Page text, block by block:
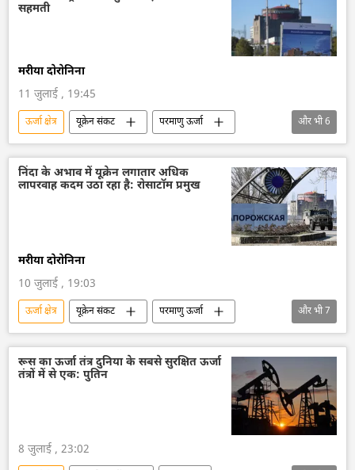
सहमती
मरीया दोरोनिना
11 जुलाई , 19:45
ऊर्जा क्षेत्र यूक्रेन संकट
परमाणु ऊर्जा
राष्ट्रीय सुरक्षा
विशेष सैन्य अभियान
यूक्रेन
रूस
ज़पोरोज्ये परमाणु ऊर्जा संयंत्र
ज़पोरोज्ये
और भी6
निंदा के अभाव में यूक्रेन लगातार अधिक
लापरवाह कदम उठा रहा है: रोसाटॉम प्रमुख
मरीया दोरोनिना
10 जुलाई , 19:03
ऊर्जा क्षेत्र यूक्रेन संकट
परमाणु ऊर्जा
अंतर्राष्ट्रीय परमाणु ऊर्जा अभिकरण (IAEA)
राष्ट्रीय सुरक्षा
विशेष सैन्य अभियान
यूक्रेन सशस्त्र बल
और भी7
रूस का ऊर्जा तंत्र दुनिया के सबसे सुरक्षित ऊर्जा
तंत्रों में से एक: पुतिन
8 जुलाई , 23:02